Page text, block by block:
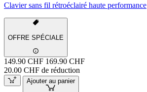
Clavier sans fil rétroéclairé haute performance
OFFRE SPÉCIALE
149.90 CHF 169.90 CHF
20.00 CHF de réduction
Ajouter au panier